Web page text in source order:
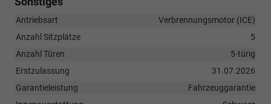
Antriebsart
Verbrennungsmotor (ICE)
Anzahl Sitzplätze
5
Anzahl Türen
5-türig
Erstzulassung
31.07.2026
Garantieleistung
Fahrzeuggarantie